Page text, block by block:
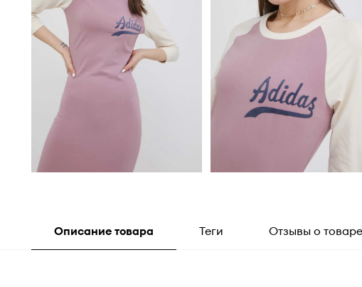
Описание товара Теги Отзывы о товаре